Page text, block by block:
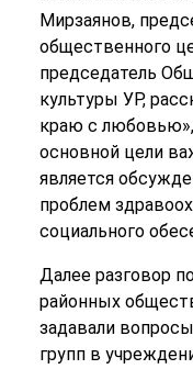
Мирзаянов,
общественного
председатель
культуры УР,
краю с любовью»,
основной цели
является
проблем
социального
Далее разговор
районных
задавали
групп в